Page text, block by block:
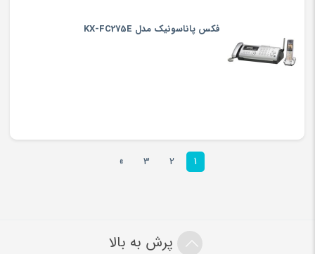
فکس پاناسونیک مدل KX-FC275E
1
2
3
»
پرش به بالا